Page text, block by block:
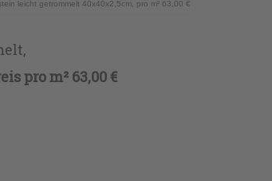
leicht getrommelt 40x40x2,5cm, pro m² 63,00 €
pro m² 63,00 €